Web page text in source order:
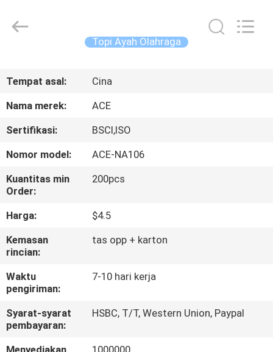
PRODUK
KAMI
PABRIK
KONTROL
KUALITAS
HUBUNGI
KAMI
Topi Ayah Olahraga
Tempat asal:
Cina
Nama merek:
ACE
Sertifikasi:
BSCI,ISO
Nomor model:
ACE-NA106
Kuantitas min
Order:
200pcs
Harga:
$4.5
Kemasan
rincian:
tas opp + karton
Waktu
pengiriman:
7-10 hari kerja
Syarat-syarat
pembayaran:
HSBC, T/T, Western Union, Paypal